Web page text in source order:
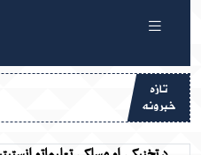
خبرونه